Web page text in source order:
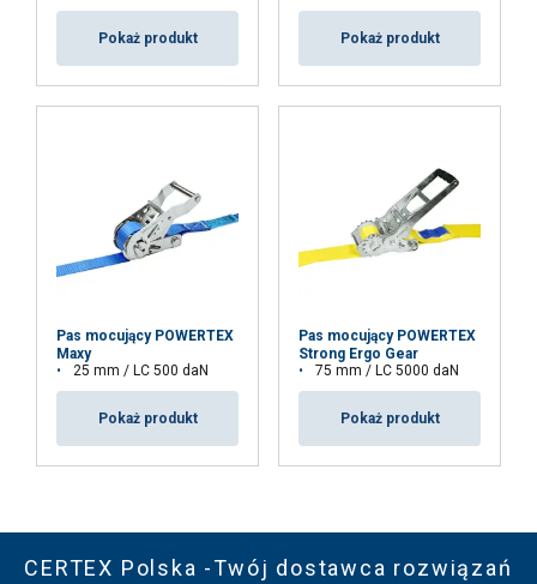
Pokaż produkt Pokaż produkt
Pas mocujący POWERTEX
Maxy
25 mm / LC 500 daN
Pokaż produkt
Pas mocujący POWERTEX
Strong Ergo Gear
75 mm / LC 5000 daN
Pokaż produkt
CERTEX Polska -Twój dostawca rozwiązań